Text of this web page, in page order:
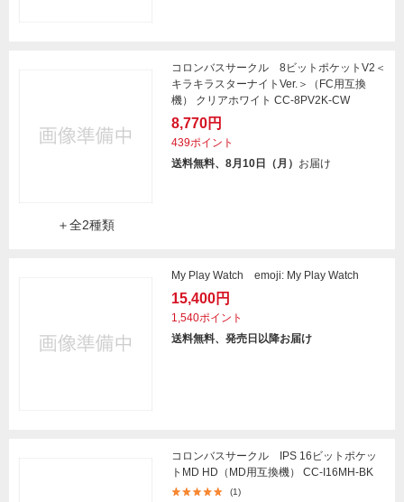
＋全2種類
コロンバスサークル 8ビットポケットV2＜
キラキラスターナイトVer.＞（FC用互換
機） クリアホワイト CC-8PV2K-CW
8,770円
439ポイント
送料無料、8月10日（月） お届け
My Play Watch emoji: My Play Watch
15,400円
1,540ポイント
送料無料、発売日以降お届け
コロンバスサークル IPS 16ビットポケッ
トMD HD（MD用互換機） CC-I16MH-BK
(1)